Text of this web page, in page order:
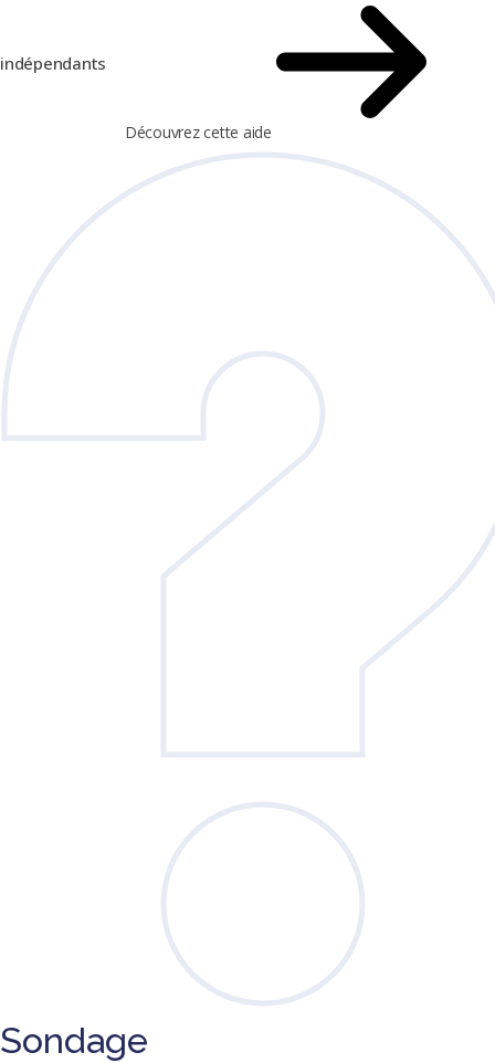
indépendants
Découvrez cette aide
Sondage